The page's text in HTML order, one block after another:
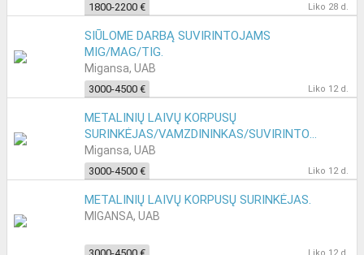
1800-2200 € Liko 28 d.
SIŪLOME DARBĄ SUVIRINTOJAMS
MIG/MAG/TIG.
Migansa, UAB
3000-4500 € Liko 12 d.
METALINIŲ LAIVŲ KORPUSŲ
SURINKĖJAS/VAMZDININKAS/SUVIRINTOJAS.
Migansa, UAB
3000-4500 € Liko 12 d.
METALINIŲ LAIVŲ KORPUSŲ SURINKĖJAS.
MIGANSA, UAB